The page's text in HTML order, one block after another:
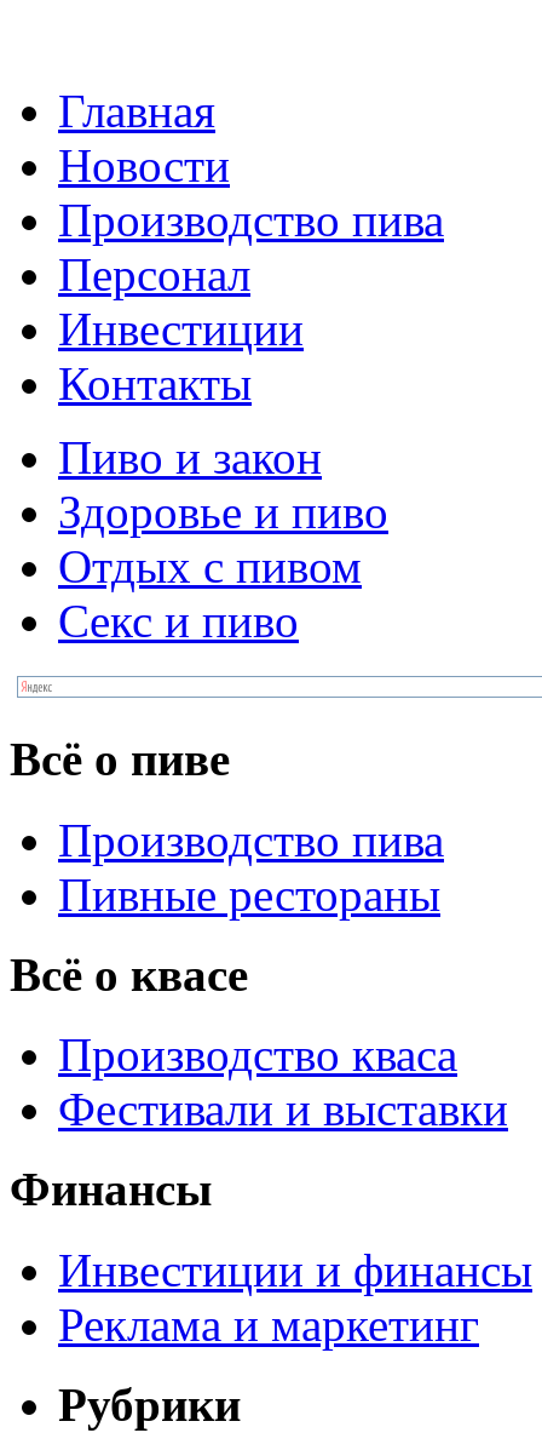
Главная
Новости
Производство пива
Персонал
Инвестиции
Контакты
Пиво и закон
Здоровье и пиво
Отдых с пивом
Секс и пиво
Всё о пиве
Производство пива
Пивные рестораны
Всё о квасе
Производство кваса
Фестивали и выставки
Финансы
Инвестиции и финансы
Реклама и маркетинг
Рубрики